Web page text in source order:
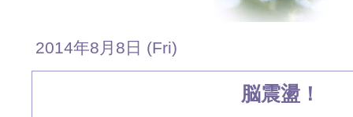
2014年8月8日 (Fri)
脳震盪！